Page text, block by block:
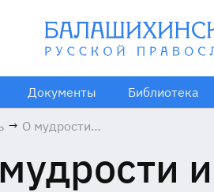
Документы Библиотека
→ О мудрости